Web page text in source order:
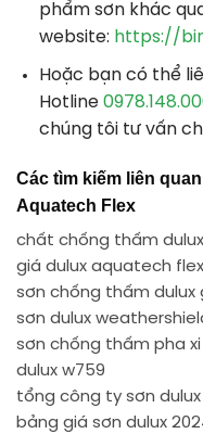
phẩm sơn khác
website: https://
Hoặc bạn có thể
Hotline
chúng tôi tư vấn
Các tìm kiếm liên
Aquatech Flex
chất chống thấm
giá dulux aquatech
sơn chống thấm dulux
sơn dulux
sơn chống thấm pha
dulux w759
tổng công ty sơn dulux
bảng giá sơn dulux